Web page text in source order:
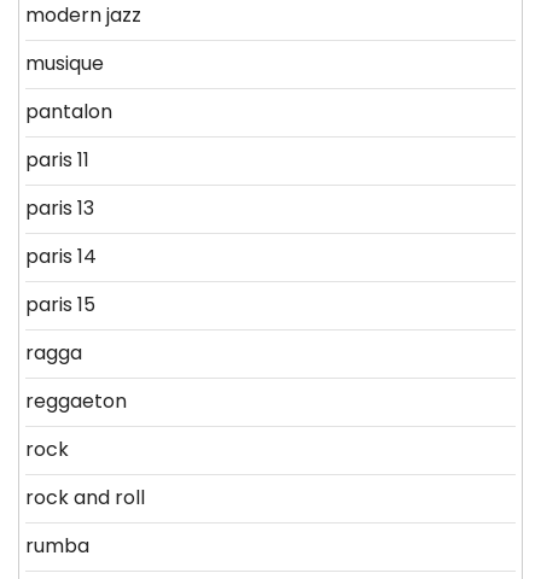
modern jazz
musique
pantalon
paris 11
paris 13
paris 14
paris 15
ragga
reggaeton
rock
rock and roll
rumba